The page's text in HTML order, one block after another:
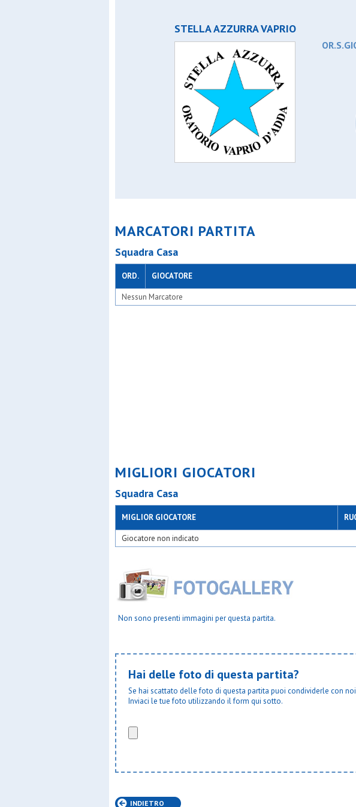
STELLA AZZURRA VAPRIO
MARCATORI PARTITA
Squadra Casa
ORD. GIOCATORE
Nessun Marcatore
MIGLIORI GIOCATORI
Squadra Casa
MIGLIOR GIOCATORE
Giocatore non indicato
Non sono presenti immagini per questa partita.
Hai delle foto di questa partita?
Se hai scattato delle foto di questa partita puoi condividerle con noi
Inviaci le tue foto utilizzando il form qui sotto.
INDIETRO